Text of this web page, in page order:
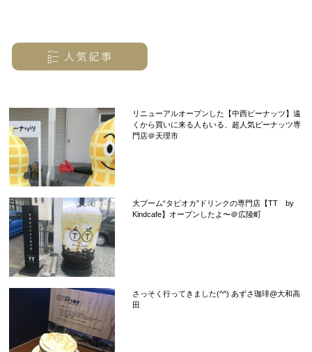
リニューアルオープンした【中西ピーナッツ】遠
くから買いに来る人もいる、超人気ピーナッツ専
門店＠天理市
大ブーム“タピオカ”ドリンクの専門店【TT by
Kindcafe】オープンしたよ〜＠広陵町
さっそく行ってきました(^^) あずさ珈琲@大和高
田